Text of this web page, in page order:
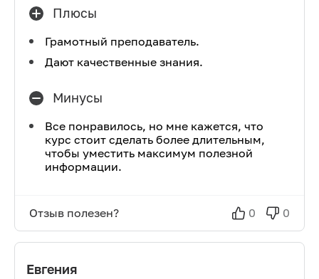
Плюсы
Грамотный преподаватель.
Дают качественные знания.
Минусы
Все понравилось, но мне кажется, что
курс стоит сделать более длительным,
чтобы уместить максимум полезной
информации.
Отзыв полезен? 0 0
Евгения